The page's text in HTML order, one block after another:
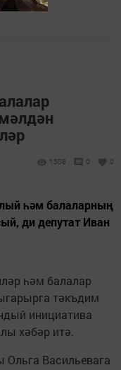
1508 0 0
һәм балаларның
ди депутат Иван
һәм балалар
тәкъдим
инициатива
хәбәр итә.
Васильевага